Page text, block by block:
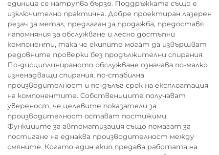
единица се натрупва бързо. Поддръжката също е
изключително практична. Добре проектиран лазерен
резач за метал, предлаган за продажба, предоставя
напомняния за обслужване и лесно достъпни
компоненти, така че екипите могат да извършват
редовните проверки без продължителни спирания.
По-дисциплинираното обслужване означава по-малко
изненадващи спирания, по-стабилна
производителност и по-дълъг срок на експлоатация
на компонентите. Собствениците получават
увереност, че целевите показатели за
производителност остават постижими.
Функциите за автоматизация също помагат за
постигане на еднаква производителност между
смяните. Когато един екип предава работата на